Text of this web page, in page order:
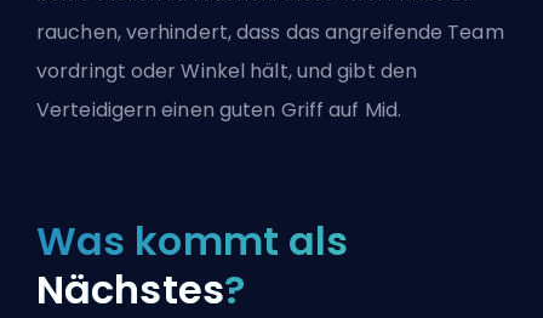
rauchen, verhindert, dass das angreifende Team
vordringt oder Winkel hält, und gibt den
Verteidigern einen guten Griff auf Mid.
Was kommt als
Nächstes?